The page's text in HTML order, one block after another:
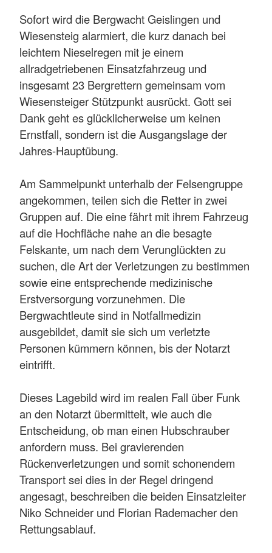
Sofort wird die Bergwacht Geislingen und
Wiesensteig alarmiert, die kurz danach bei
leichtem Nieselregen mit je einem
allradgetriebenen Einsatzfahrzeug und
insgesamt 23 Bergrettern gemeinsam vom
Wiesensteiger Stützpunkt ausrückt. Gott sei
Dank geht es glücklicherweise um keinen
Ernstfall, sondern ist die Ausgangslage der
Jahres-Hauptübung.
Am Sammelpunkt unterhalb der Felsengruppe
angekommen, teilen sich die Retter in zwei
Gruppen auf. Die eine fährt mit ihrem Fahrzeug
auf die Hochfläche nahe an die besagte
Felskante, um nach dem Verunglückten zu
suchen, die Art der Verletzungen zu bestimmen
sowie eine entsprechende medizinische
Erstversorgung vorzunehmen. Die
Bergwachtleute sind in Notfallmedizin
ausgebildet, damit sie sich um verletzte
Personen kümmern können, bis der Notarzt
eintrifft.
Dieses Lagebild wird im realen Fall über Funk
an den Notarzt übermittelt, wie auch die
Entscheidung, ob man einen Hubschrauber
anfordern muss. Bei gravierenden
Rückenverletzungen und somit schonendem
Transport sei dies in der Regel dringend
angesagt, beschreiben die beiden Einsatzleiter
Niko Schneider und Florian Rademacher den
Rettungsablauf.